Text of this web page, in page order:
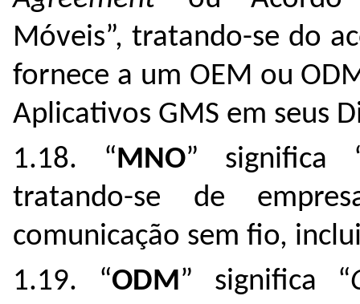
Móveis”, tratando-se do
fornece a um OEM ou
Aplicativos GMS em seus
1.18. “MNO” significa
tratando-se de
comunicação sem fio,
1.19. “ODM” significa “